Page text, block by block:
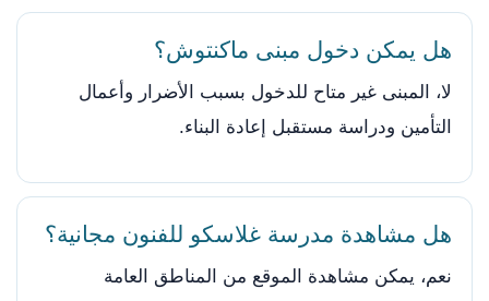
هل يمكن دخول مبنى ماكنتوش؟
لا، المبنى غير متاح للدخول بسبب الأضرار وأعمال
التأمين ودراسة مستقبل إعادة البناء.
هل مشاهدة مدرسة غلاسكو للفنون مجانية؟
نعم، يمكن مشاهدة الموقع من المناطق العامة